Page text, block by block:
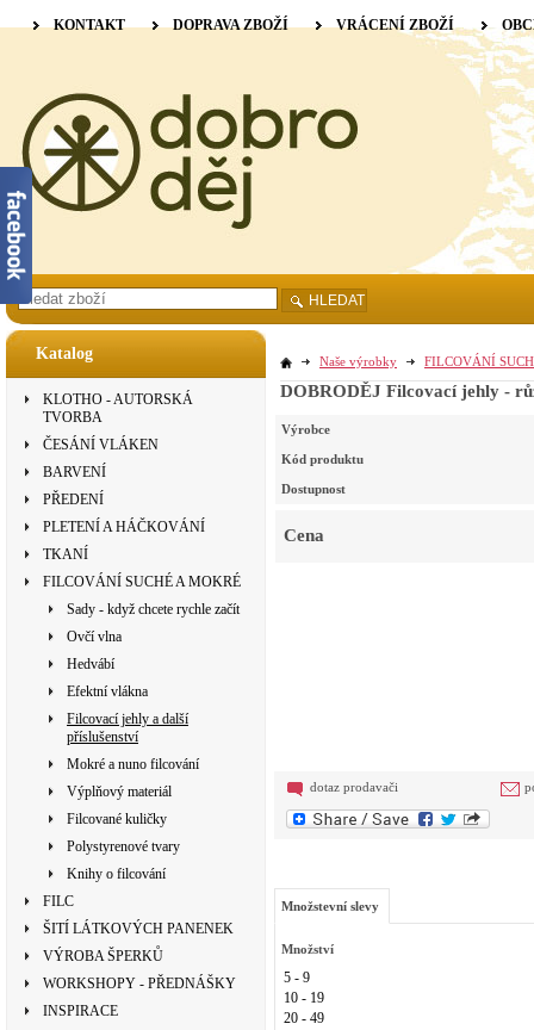
Katalog
KLOTHO - AUTORSKÁ
TVORBA
ČESÁNÍ VLÁKEN
BARVENÍ
PŘEDENÍ
PLETENÍ A HÁČKOVÁNÍ
TKANÍ
FILCOVÁNÍ SUCHÉ A MOKRÉ
Sady - když chcete rychle začít
Ovčí vlna
Hedvábí
Efektní vlákna
Filcovací jehly a další
příslušenství
Mokré a nuno filcování
Výplňový materiál
Filcované kuličky
Polystyrenové tvary
Knihy o filcování
FILC
ŠITÍ LÁTKOVÝCH PANENEK
VÝROBA ŠPERKŮ
WORKSHOPY - PŘEDNÁŠKY
INSPIRACE
Naše výrobky FILCOVÁNÍ
DOBRODĚJ Filcovací jehly -
Výrobce
Kód produktu
Dostupnost
Cena
dotaz prodavači
Množstevní slevy
Množství
5 - 9
10 - 19
20 - 49
KONTAKT DOPRAVA ZBOŽÍ VRÁCENÍ ZBOŽÍ
HLEDAT